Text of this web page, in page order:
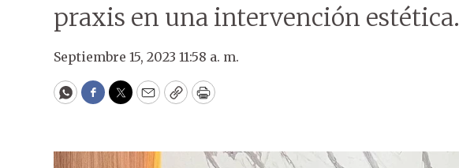
praxis en una intervención estética.
Septiembre 15, 2023 11:58 a. m.
WhatsApp
Facebook
Twitter
EmailCopyPrint